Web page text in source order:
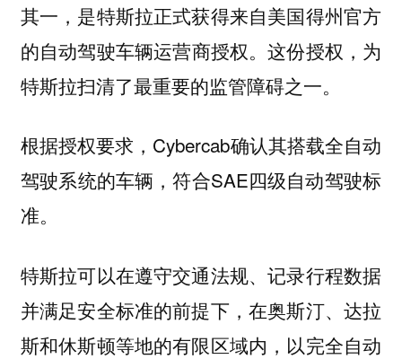
其一，是特斯拉正式获得来自美国得州官方
的自动驾驶车辆运营商授权。这份授权，为
特斯拉扫清了最重要的监管障碍之一。
根据授权要求，Cybercab确认其搭载全自动
驾驶系统的车辆，符合SAE四级自动驾驶标
准。
特斯拉可以在遵守交通法规、记录行程数据
并满足安全标准的前提下，在奥斯汀、达拉
斯和休斯顿等地的有限区域内，以完全自动